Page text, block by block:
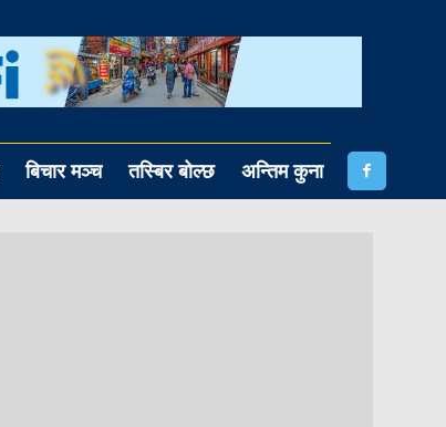
बिचार मञ्च तस्बिर बोल्छ अन्तिम कुना